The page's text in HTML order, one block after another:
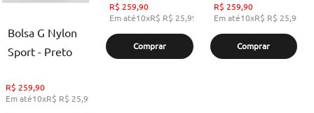
Bolsa G Nylon
Sport - Preto
R$ 259,90
Em até10xR$ R$ 25,99
R$ 259,90
Em até10xR$ R$ 25,99 sem juros
Comprar
R$ 259,90
Em até10xR$ R$ 25,99
Comprar